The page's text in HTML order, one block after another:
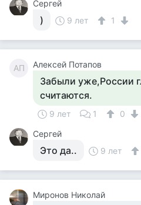
Сергей
) 9 лет 1
АП Алексей Потапов
Забыли уже,России
считаются.
9 лет 1
0
Сергей
Это да.. 9 лет
Миронов Николай